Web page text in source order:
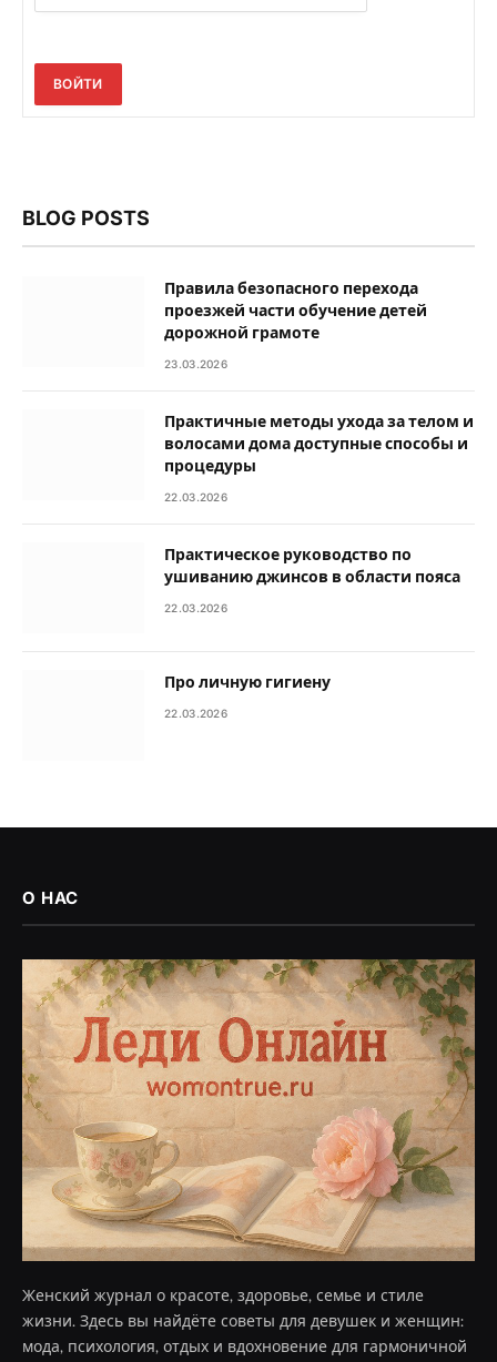
ВОЙТИ
BLOG POSTS
Правила безопасного перехода
проезжей части обучение детей
дорожной грамоте
23.03.2026
Практичные методы ухода за телом и
волосами дома доступные способы и
процедуры
22.03.2026
Практическое руководство по
ушиванию джинсов в области пояса
22.03.2026
Про личную гигиену
22.03.2026
О НАС
Женский журнал о красоте, здоровье, семье и стиле
жизни. Здесь вы найдёте советы для девушек и женщин:
мода, психология, отдых и вдохновение для гармоничной